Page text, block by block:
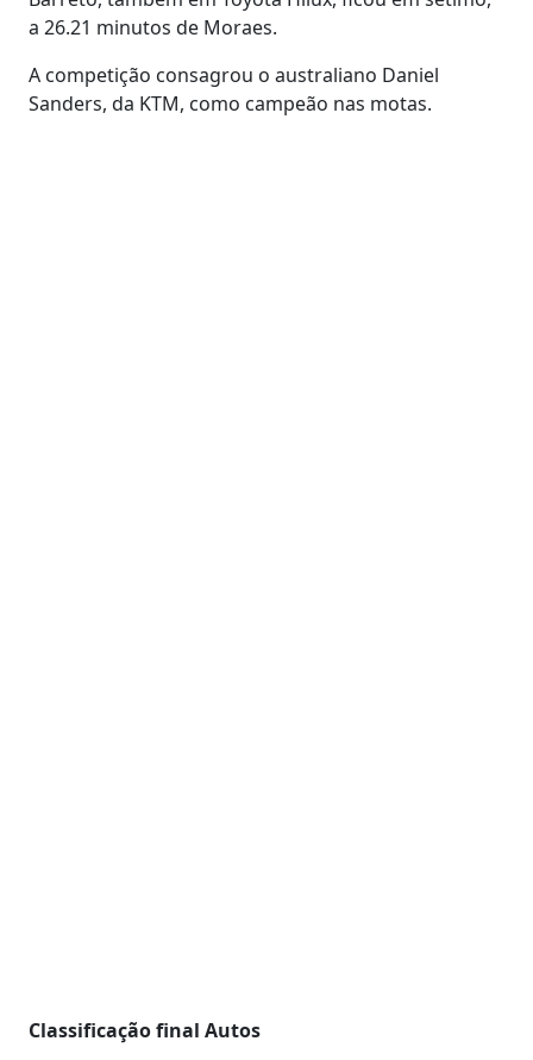
a 26.21 minutos de Moraes.
A competição consagrou o australiano Daniel
Sanders, da KTM, como campeão nas motas.
Classificação final Autos